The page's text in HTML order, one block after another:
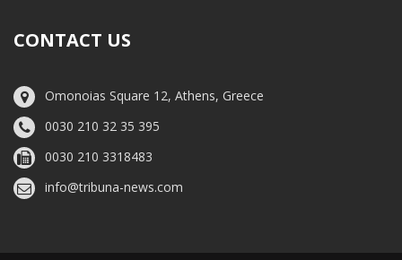
CONTACT US
Omonoias Square 12, Athens, Greece
0030 210 32 35 395
0030 210 3318483
info@tribuna-news.com